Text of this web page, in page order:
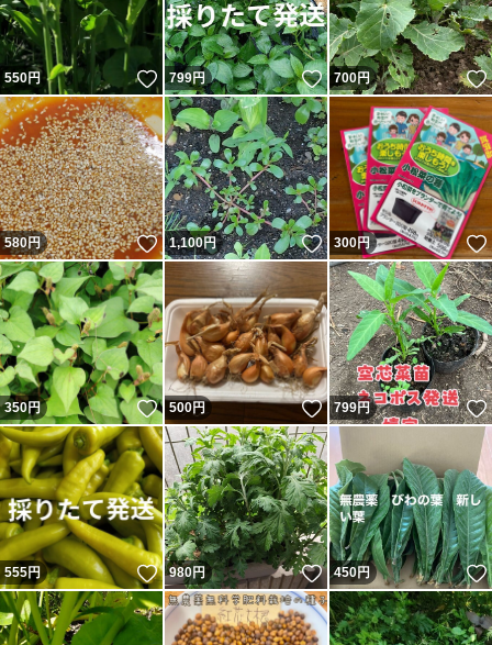
550円 いいね！
799円 いいね！
700円
580円 いいね！
1,100円 いいね！
300円
350円 いいね！
500円 いいね！
799円
555円 いいね！
980円 いいね！
450円